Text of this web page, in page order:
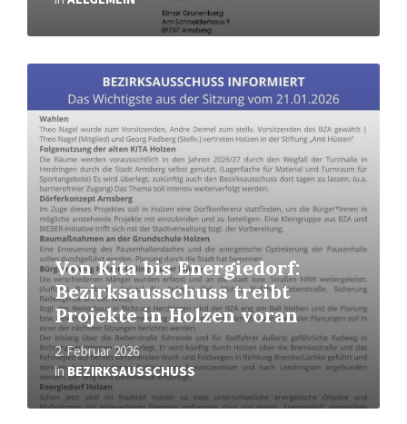
Von Kita bis Energiedorf:
Bezirksausschuss treibt
Projekte in Holzen voran
2. Februar 2026
inBEZIRKSAUSSCHUSS
Mehr